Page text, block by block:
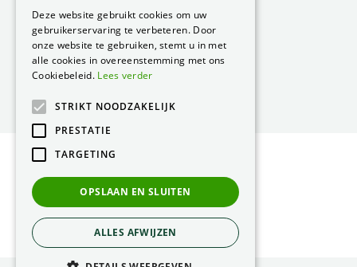
Nederland
0499 57 40 80
F. 0499 57 40 84
E.peacock@peacock.nl
Privacy Statement
Green Solutions
Deze website gebruikt cookies om uw
gebruikerservaring te verbeteren. Door
onze website te gebruiken, stemt u in met
alle cookies in overeenstemming met ons
Cookiebeleid. Lees verder
STRIKT NOODZAKELIJK
PRESTATIE
TARGETING
OPSLAAN EN SLUITEN
ALLES AFWIJZEN